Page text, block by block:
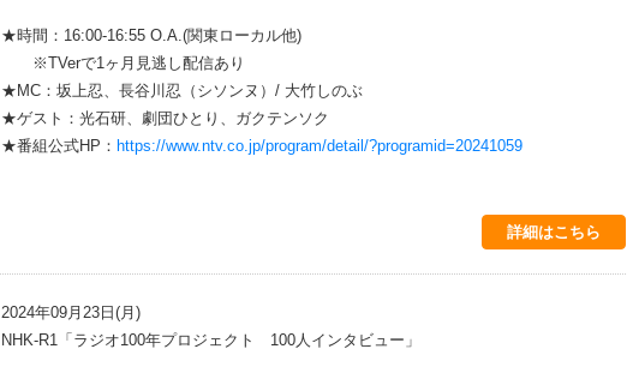
★時間：16:00-16:55 O.A.(関東ローカル他)
※TVerで1ヶ月見逃し配信あり
★MC：坂上忍、長谷川忍（シソンヌ）/ 大竹しのぶ
★ゲスト：光石研、劇団ひとり、ガクテンソク
★番組公式HP： https://www.ntv.co.jp/program/detail/?programid=20241059
詳細はこちら
2024年09月23日(月)
NHK-R1「ラジオ100年プロジェクト 100人インタビュー」